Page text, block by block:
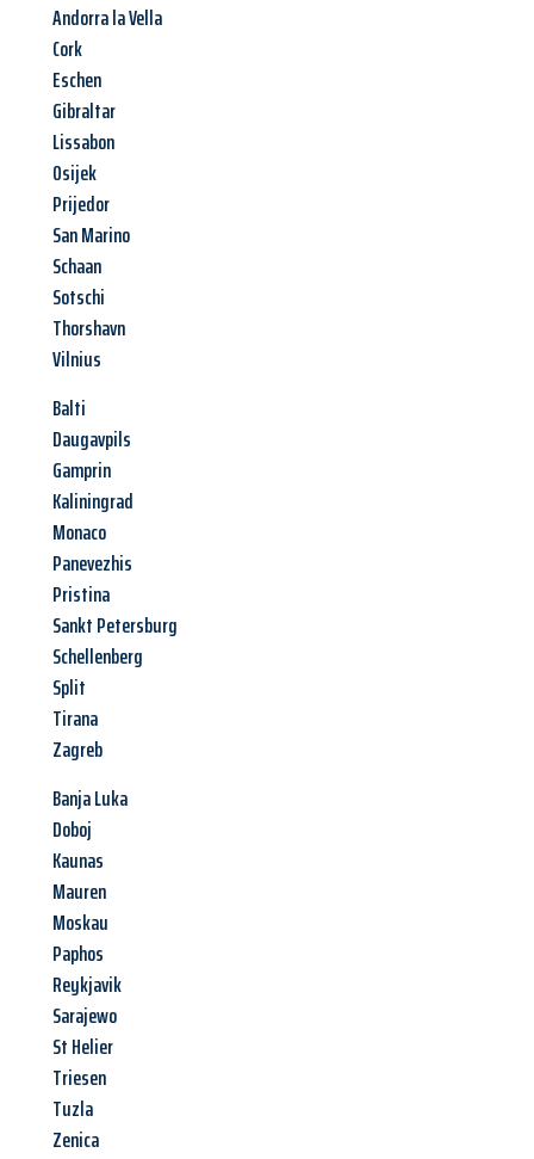
Andorra la Vella
Cork
Eschen
Gibraltar
Lissabon
Osijek
Prijedor
San Marino
Schaan
Sotschi
Thorshavn
Vilnius
Balti
Daugavpils
Gamprin
Kaliningrad
Monaco
Panevezhis
Pristina
Sankt Petersburg
Schellenberg
Split
Tirana
Zagreb
Banja Luka
Doboj
Kaunas
Mauren
Moskau
Paphos
Reykjavik
Sarajewo
St Helier
Triesen
Tuzla
Zenica